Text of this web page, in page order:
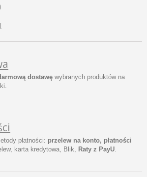
dostawę wybranych produktów na
płatności: przelew na konto, płatności
karta kredytowa, Blik, Raty z PayU